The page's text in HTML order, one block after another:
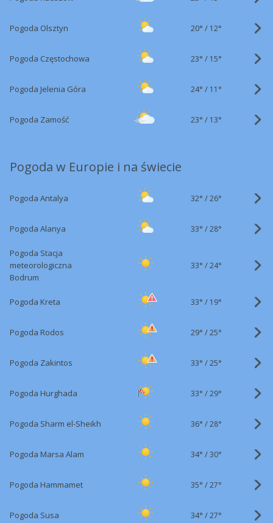
Pogoda Olsztyn 20° / 12°
Pogoda Częstochowa 23° / 15°
Pogoda Jelenia Góra 24° / 11°
Pogoda Zamość 23° / 13°
Pogoda w Europie i na świecie
Pogoda Antalya 32° /26°
Pogoda Alanya 33° /28°
Pogoda Stacja
meteorologiczna
Bodrum
33° /24°
Pogoda Kreta 33° / 19°
Pogoda Rodos 29° /25°
Pogoda Zakintos 33° /25°
Pogoda Hurghada 33° /29°
Pogoda Sharm el-Sheikh 36° /28°
Pogoda Marsa Alam 34° /30°
Pogoda Hammamet 35° /27°
Pogoda Susa 34° /27°